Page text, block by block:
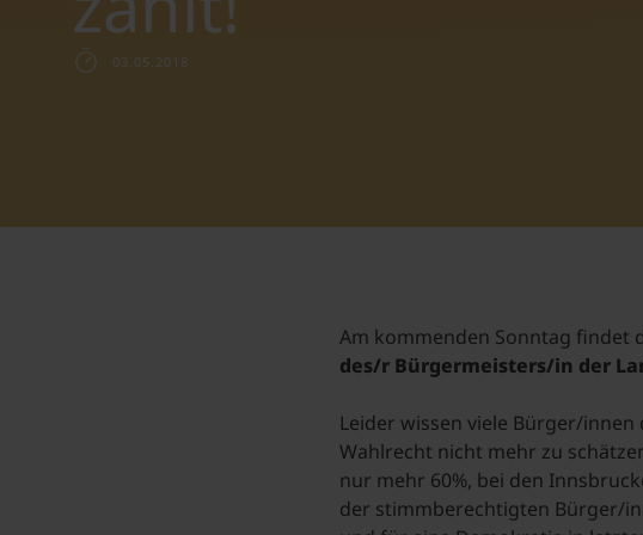
03.05.2018
Am kommenden Sonntag findet
des/r Bürgermeisters/in der
Leider wissen viele Bürger/
Wahlrecht nicht mehr zu
nur mehr 60%, bei den
der stimmberechtigten Bürger/